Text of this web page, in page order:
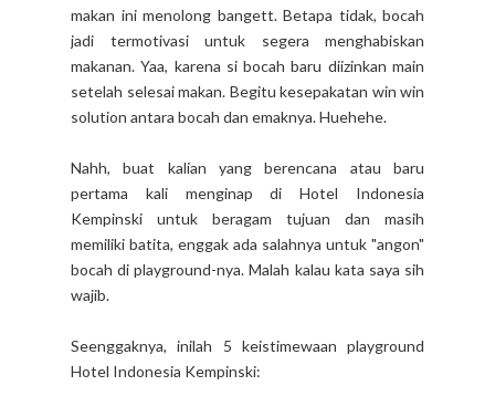
makan ini menolong bangett. Betapa tidak, bocah
jadi termotivasi untuk segera menghabiskan
makanan. Yaa, karena si bocah baru diizinkan main
setelah selesai makan. Begitu kesepakatan win win
solution antara bocah dan emaknya. Huehehe.
Nahh, buat kalian yang berencana atau baru
pertama kali menginap di Hotel Indonesia
Kempinski untuk beragam tujuan dan masih
memiliki batita, enggak ada salahnya untuk "angon"
bocah di playground-nya. Malah kalau kata saya sih
wajib.
Seenggaknya, inilah 5 keistimewaan playground
Hotel Indonesia Kempinski: